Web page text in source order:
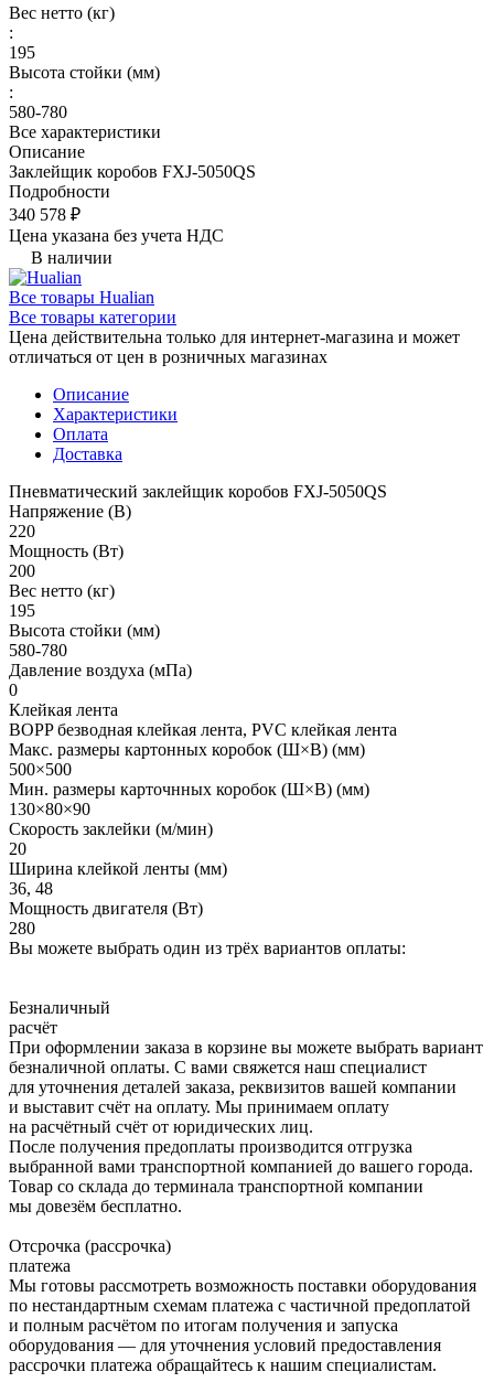
Вес нетто (кг)
:
195
Высота стойки (мм)
:
580-780
Все характеристики
Описание
Заклейщик коробов FXJ-5050QS
Подробности
340 578 ₽
Цена указана без учета НДС
В наличии
Все товары Hualian
Все товары категории
Цена действительна только для интернет-магазина и может
отличаться от цен в розничных магазинах
Описание
Характеристики
Оплата
Доставка
Пневматический заклейщик коробов FXJ-5050QS
Напряжение (В)
220
Мощность (Вт)
200
Вес нетто (кг)
195
Высота стойки (мм)
580-780
Давление воздуха (мПа)
0
Клейкая лента
BOPP безводная клейкая лента, PVC клейкая лента
Макс. размеры картонных коробок (Ш×В) (мм)
500×500
Мин. размеры карточнных коробок (Ш×В) (мм)
130×80×90
Скорость заклейки (м/мин)
20
Ширина клейкой ленты (мм)
36, 48
Мощность двигателя (Вт)
280
Вы можете выбрать один из трёх вариантов оплаты:
Безналичный
расчёт
При оформлении заказа в корзине вы можете выбрать вариант
безналичной оплаты. С вами свяжется наш специалист
для уточнения деталей заказа, реквизитов вашей компании
и выставит счёт на оплату. Мы принимаем оплату
на расчётный счёт от юридических лиц.
После получения предоплаты производится отгрузка
выбранной вами транспортной компанией до вашего города.
Товар со склада до терминала транспортной компании
мы довезём бесплатно.
Отсрочка (рассрочка)
платежа
Мы готовы рассмотреть возможность поставки оборудования
по нестандартным схемам платежа с частичной предоплатой
и полным расчётом по итогам получения и запуска
оборудования — для уточнения условий предоставления
рассрочки платежа обращайтесь к нашим специалистам.